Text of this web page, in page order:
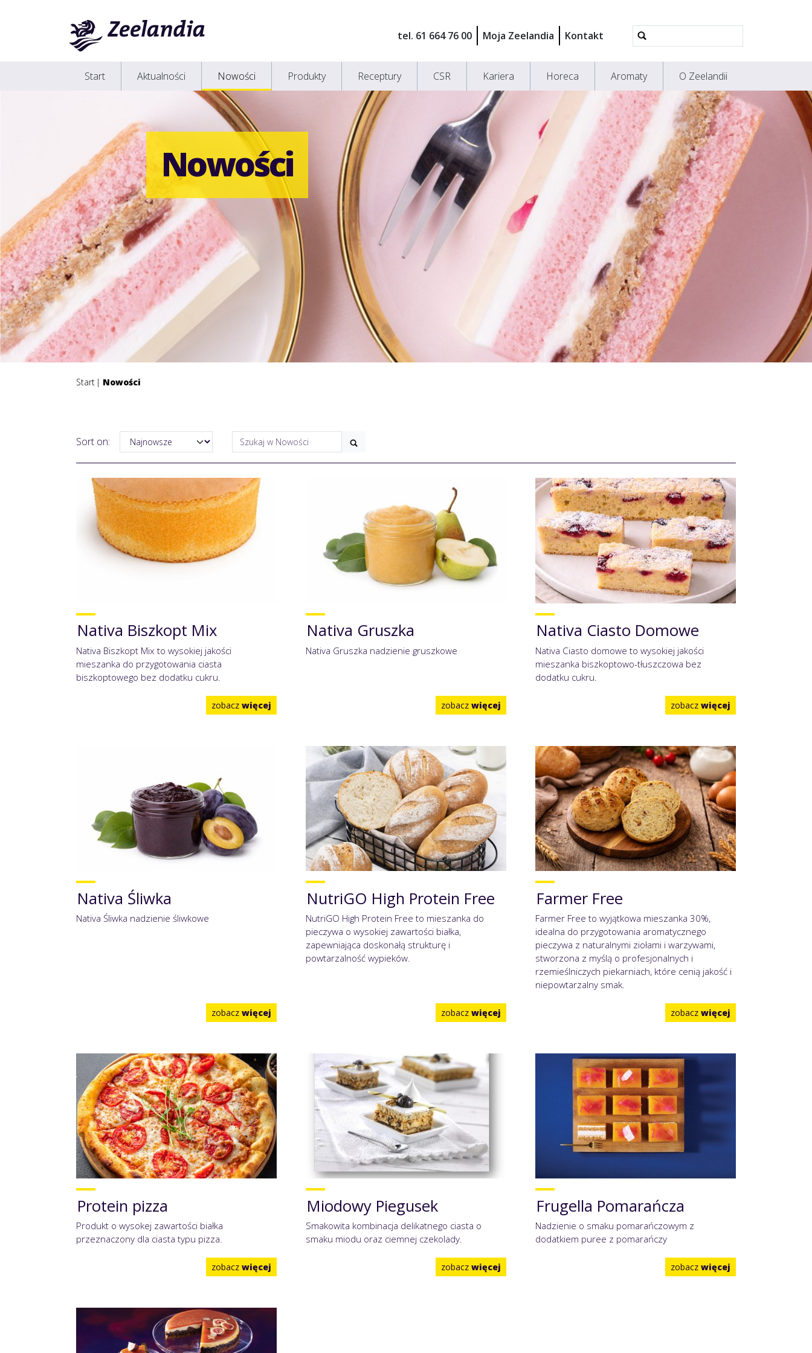
tel. 61 664 76 00 Moja Zeelandia Kontakt
Wyszukiwanie
Zaawansowane...
Start Aktualności Nowości Produkty Receptury CSR Kariera Horeca Aromaty O Zeelandii
Nowości
Start Nowości
Sort on:
Nativa Biszkopt Mix
Nativa Biszkopt Mix to wysokiej jakości
mieszanka do przygotowania ciasta
biszkoptowego bez dodatku cukru.
zobacz więcej
Nativa Gruszka
Nativa Gruszka nadzienie gruszkowe
zobacz więcej
Nativa Ciasto Domowe
Nativa Ciasto domowe to wysokiej jakości
mieszanka biszkoptowo-tłuszczowa bez
dodatku cukru.
zobacz więcej
Nativa Śliwka
Nativa Śliwka nadzienie śliwkowe
zobacz więcej
NutriGO High Protein Free
NutriGO High Protein Free to mieszanka do
pieczywa o wysokiej zawartości białka,
zapewniająca doskonałą strukturę i
powtarzalność wypieków.
zobacz więcej
Farmer Free
Farmer Free to wyjątkowa mieszanka 30%,
idealna do przygotowania aromatycznego
pieczywa z naturalnymi ziołami i warzywami,
stworzona z myślą o profesjonalnych i
rzemieślniczych piekarniach, które cenią jakość i
niepowtarzalny smak.
zobacz więcej
Protein pizza
Produkt o wysokej zawartości białka
przeznaczony dla ciasta typu pizza.
zobacz więcej
Miodowy Piegusek
Smakowita kombinacja delikatnego ciasta o
smaku miodu oraz ciemnej czekolady.
zobacz więcej
Frugella Pomarańcza
Nadzienie o smaku pomarańczowym z
dodatkiem puree z pomarańczy
zobacz więcej